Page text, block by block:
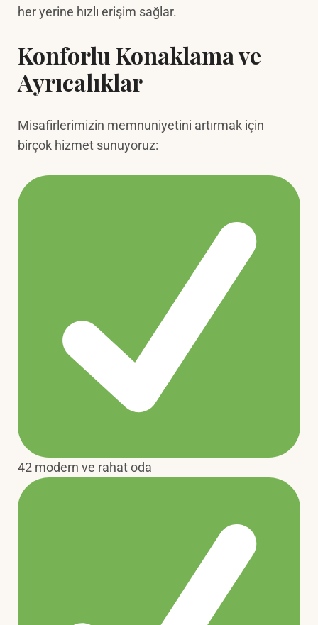
her yerine hızlı erişim sağlar.
Konforlu Konaklama ve
Ayrıcalıklar
Misafirlerimizin memnuniyetini artırmak için
birçok hizmet sunuyoruz:
42 modern ve rahat oda